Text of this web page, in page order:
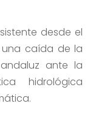
desde el
una caída de la
ante la
hidrológica